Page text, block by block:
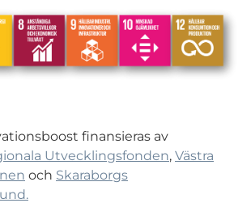
finansieras av
Utvecklingsfonden, Västra
och Skaraborgs